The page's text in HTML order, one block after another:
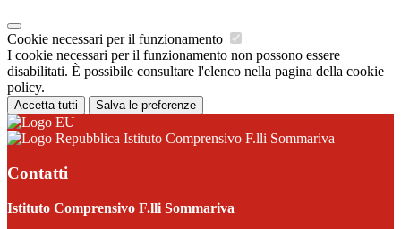
Cookie necessari per il funzionamento
I cookie necessari per il funzionamento non possono essere
disabilitati. È possibile consultare l'elenco nella pagina della cookie
policy.
Accetta tutti Salva le preferenze
Istituto Comprensivo F.lli Sommariva
Contatti
Istituto Comprensivo F.lli Sommariva